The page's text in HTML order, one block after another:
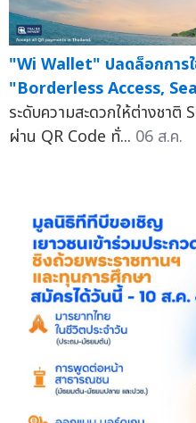
"Wi Wallet" ปลดล็อกการ
"Borderless Access,
ระดับความสะดวกให้ต่างชา
ผ่าน QR Code ทั่... 06 ส.ค.